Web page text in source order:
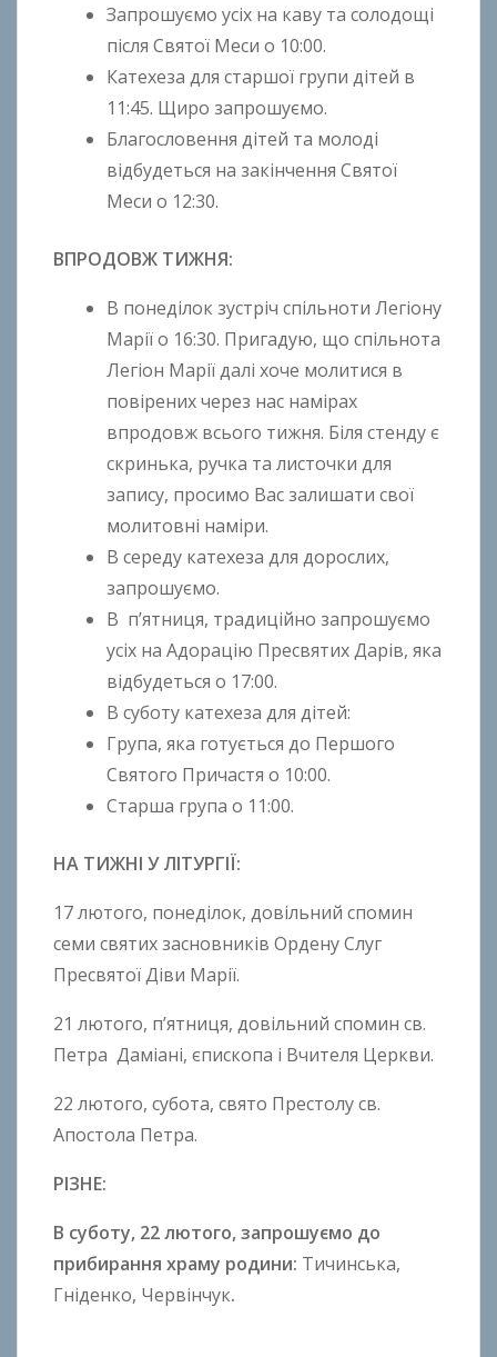
o
Запрошуємо усіх на каву та солодощі
після Святої Меси о 10:00.
Катехеза для старшої групи дітей в
11:45. Щиро запрошуємо.
Благословення дітей та молоді
відбудеться на закінчення Святої
Меси o 12:30.
ВПРОДОВЖ ТИЖНЯ:
В понеділок зустріч спільноти Легіону
Марії о 16:30. Пригадую, що спільнота
Легіон Марії далі хоче молитися в
повірених через нас намірах
впродовж всього тижня. Біля стенду є
скринька, ручка та листочки для
запису, просимо Вас залишати свої
молитовні наміри.
В середу катехеза для дорослих,
запрошуємо.
В п’ятниця, традиційно запрошуємо
усіх на Адорацію Пресвятих Дарів, яка
відбудеться о 17:00.
В суботу катехезa для дітей:
Група, яка готується до Першого
Святого Причастя o 10:00.
Старша група o 11:00.
НА ТИЖНІ У ЛІТУРГІЇ:
17 лютого, понеділок, довільний спомин
семи святих засновників Ордену Слуг
Пресвятої Діви Марії.
21 лютого, п’ятниця, довільний спомин св.
Петра Даміані, єпископа і Вчителя Церкви.
22 лютого, субота, свято Престолу св.
Апостола Петра.
РІЗНЕ:
В суботу, 22лютого, запрошуємо до
прибирання храму родини: Тичинська,
Гніденко, Червінчук.